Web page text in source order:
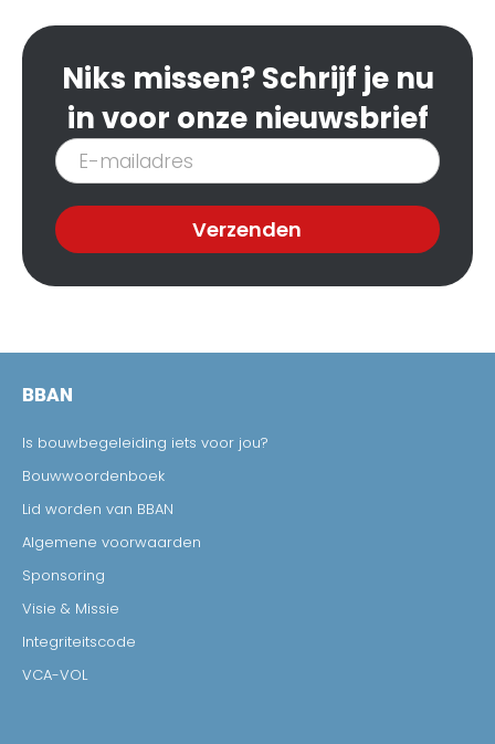
Niks missen? Schrijf je nu
in voor onze nieuwsbrief
Inschrijven
nieuwsbrief
Verzenden
BBAN
Is bouwbegeleiding iets voor jou?
Bouwwoordenboek
Lid worden van BBAN
Algemene voorwaarden
Sponsoring
Visie & Missie
Integriteitscode
VCA-VOL